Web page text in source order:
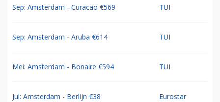
Sep: Amsterdam - Curacao €569 TUI
Sep: Amsterdam - Aruba €614 TUI
Mei: Amsterdam - Bonaire €594 TUI
Jul: Amsterdam - Berlijn €38 Eurostar